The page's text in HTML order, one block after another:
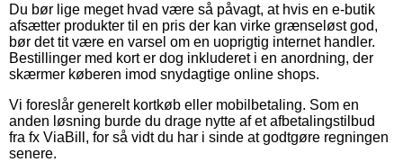
Du bør lige meget hvad være så påvagt, at hvis en e-butik
afsætter produkter til en pris der kan virke grænseløst god,
bør det tit være en varsel om en uoprigtig internet handler.
Bestillinger med kort er dog inkluderet i en anordning, der
skærmer køberen imod snydagtige online shops.
Vi foreslår generelt kortkøb eller mobilbetaling. Som en
anden løsning burde du drage nytte af et afbetalingstilbud
fra fx ViaBill, for så vidt du har i sinde at godtgøre regningen
senere.